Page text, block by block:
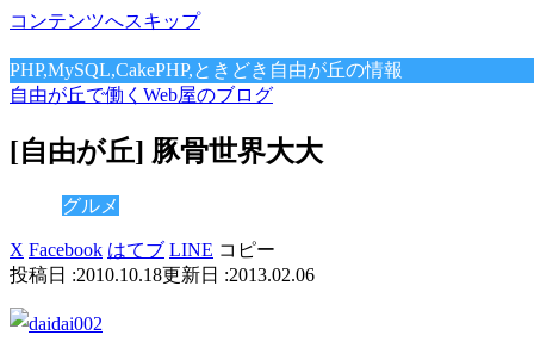
コンテンツへスキップ
PHP,MySQL,CakePHP,ときどき自由が丘の情報
自由が丘で働くWeb屋のブログ
[自由が丘] 豚骨世界大大
グルメ
X Facebook はてブ LINE コピー
2010.10.18
2013.02.06